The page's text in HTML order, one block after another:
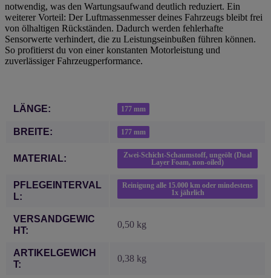
notwendig, was den Wartungsaufwand deutlich reduziert. Ein
weiterer Vorteil: Der Luftmassenmesser deines Fahrzeugs bleibt frei
von ölhaltigen Rückständen. Dadurch werden fehlerhafte
Sensorwerte verhindert, die zu Leistungseinbußen führen können.
So profitierst du von einer konstanten Motorleistung und
zuverlässiger Fahrzeugperformance.
Produkteigenschaft
Wert
LÄNGE: 177 mm
BREITE: 177 mm
MATERIAL:
Zwei-Schicht-Schaumstoff, ungeölt (Dual
Layer Foam, non-oiled)
PFLEGEINTERVAL
L:
Reinigung alle 15.000 km oder mindestens
1x jährlich
VERSANDGEWIC
HT:
0,50 kg
ARTIKELGEWICH
T:
0,38 kg